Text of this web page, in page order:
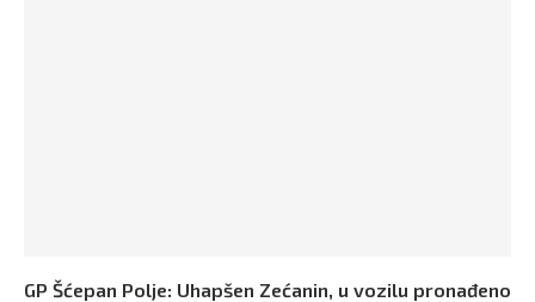
GP Šćepan Polje: Uhapšen Zećanin, u vozilu pronađeno